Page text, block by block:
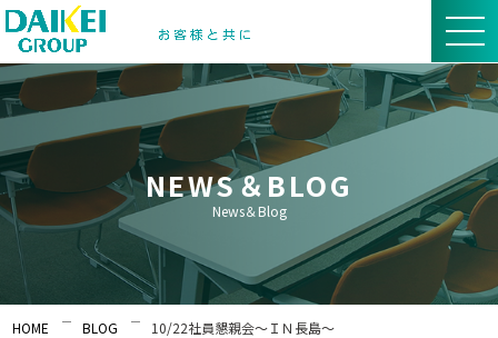
NEWS＆BLOG
News＆Blog
HOME BLOG 10/22社員懇親会～ＩＮ長島～